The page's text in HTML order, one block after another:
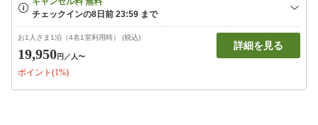
お1人さま1泊（4名1室利用時） (税込)
19,950円 ／人〜
ポイント(1%)
詳細を見る